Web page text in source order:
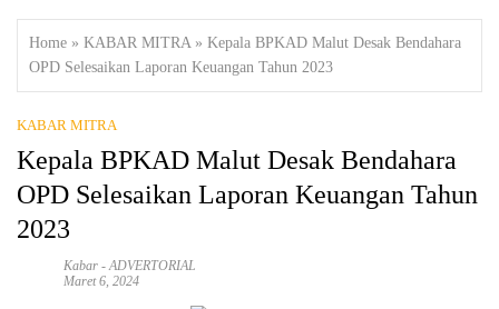
Home » KABAR MITRA» Kepala BPKAD Malut Desak Bendahara
OPD Selesaikan Laporan Keuangan Tahun 2023
KABAR MITRA
Kepala BPKAD Malut Desak Bendahara
OPD Selesaikan Laporan Keuangan Tahun
2023
Kabar -ADVERTORIAL
Maret 6, 2024